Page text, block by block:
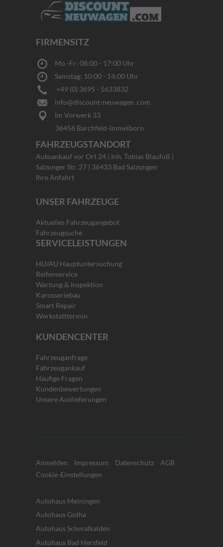
FIRMENSITZ
Mo -Fr: 08:00 - 17:00 Uhr
Samstag: 10:00 - 14:00 Uhr
+49 (0) 3695 - 5633832
info@discount-neuwagen .com
Im Vorwerk 33
36456 Barchfeld-Immelborn
FAHRZEUGSTANDORT
Autoankauf vor Ort 24 | Inh. Tobias Blaufuß |
Salzunger Str. 27 | 36433 Bad Salzungen
Ihre Anfahrt
UNSER FAHRZEUGE
Aktuelles Fahrzeugangebot
Fahrzeugsuche
SERVICELEISTUNGEN
HU/AU Hauptuntersuchung
Reifenservice
Wartung & Inspektion
Karosseriebau
Smart Repair
Werkstatttermin
KUNDENCENTER
Fahrzeuganfrage
Fahrzeugankauf
Häufige Fragen
Kundenbewertungen
Unsere Auslieferungen
Anmelden Impressum Datenschutz
AGB
Cookie-Einstellungen
Autohaus Meiningen
Autohaus Gotha
Autohaus Schmalkalden
Autohaus Bad Hersfeld